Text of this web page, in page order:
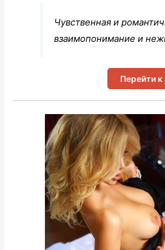
Чувственная и
взаимопонимание и
Перейти к